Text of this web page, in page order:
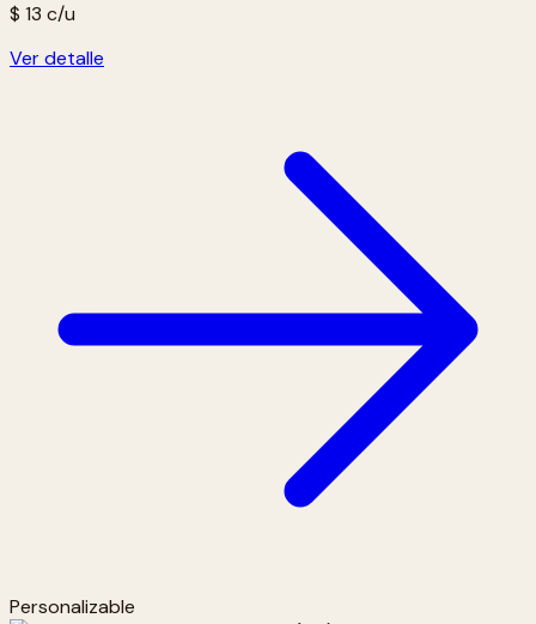
$ 13 c/u
Ver detalle
Personalizable